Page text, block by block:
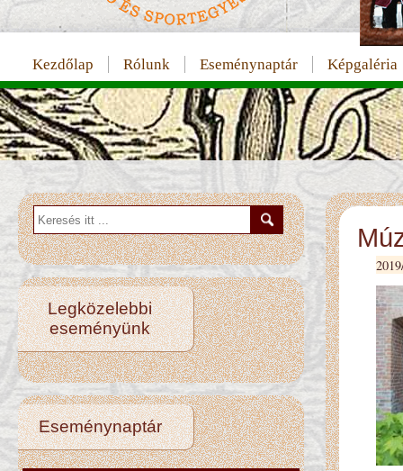
Kezdőlap Rólunk Eseménynaptár Képgaléria
Legközelebbi
eseményünk
Eseménynaptár